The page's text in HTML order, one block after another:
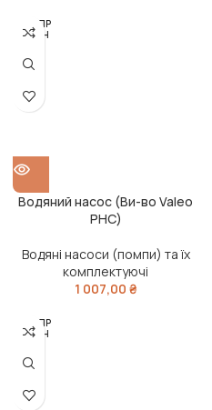
РОЗПР
ОДАН
Водяний насос (Ви-во Valeo
PHC)
Водяні насоси (помпи) та їх
комплектуючі
1 007,00 ₴
РОЗПР
ОДАН